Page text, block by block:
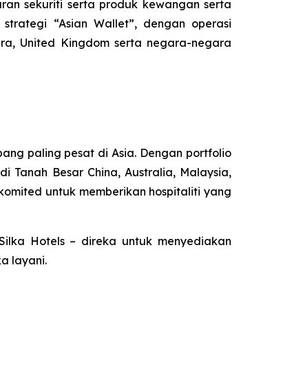
sekuriti serta produk kewangan serta
“Asian Wallet”, dengan operasi
United Kingdom serta negara-negara
paling pesat di Asia. Dengan portfolio
Tanah Besar China, Australia, Malaysia,
untuk memberikan hospitaliti yang
Hotels – direka untuk menyediakan
layani.